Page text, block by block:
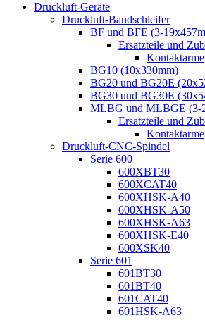
Druckluft-Geräte
Druckluft-Bandschleifer
BF und BFE (3-
Ersatzteile und
Kontaktarme
BG10 (10x330mm)
BG20 und BG20E
BG30 und BG30E
MLBG und MLBGE (3-
Ersatzteile und
Kontaktarme
Druckluft-CNC-Spindel
Serie 600
600XBT30
600XCAT40
600XHSK-A40
600XHSK-A50
600XHSK-A63
600XHSK-E40
600XSK40
Serie 601
601BT30
601BT40
601CAT40
601HSK-A63